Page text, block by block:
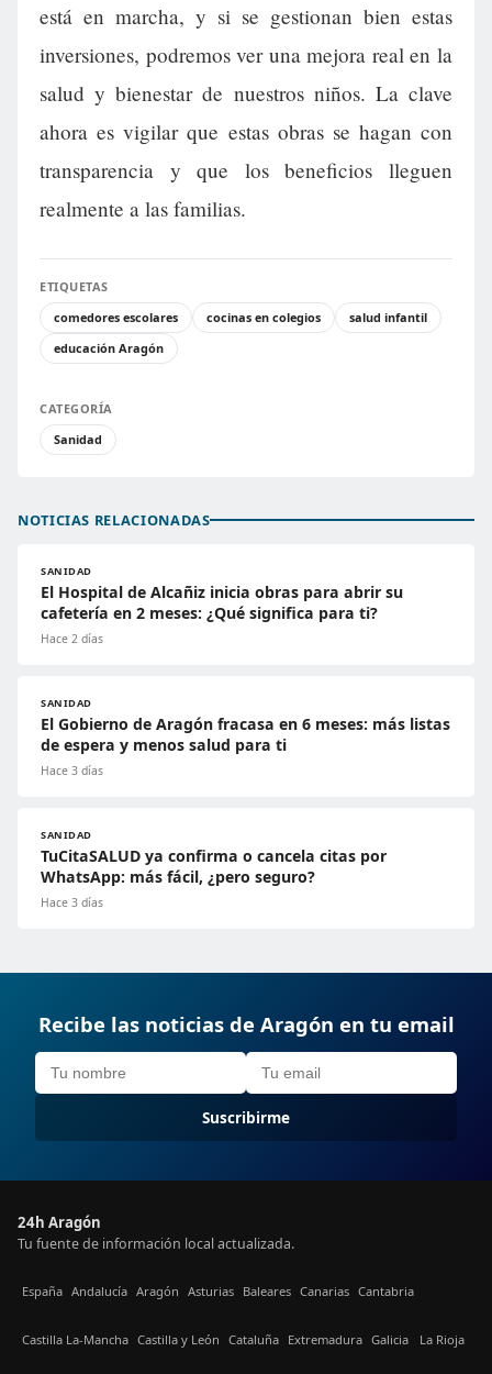
está en marcha, y si se gestionan bien estas
inversiones, podremos ver una mejora real en la
salud y bienestar de nuestros niños. La clave
ahora es vigilar que estas obras se hagan con
transparencia y que los beneficios lleguen
realmente a las familias.
ETIQUETAS
comedores escolares
cocinas en colegios
salud infantil
educación Aragón
CATEGORÍA
Sanidad
NOTICIAS RELACIONADAS
SANIDAD
El Hospital de Alcañiz inicia obras para abrir su
cafetería en 2 meses: ¿Qué significa para ti?
Hace 2 días
SANIDAD
El Gobierno de Aragón fracasa en 6 meses: más listas
de espera y menos salud para ti
Hace 3 días
SANIDAD
TuCitaSALUD ya confirma o cancela citas por
WhatsApp: más fácil, ¿pero seguro?
Hace 3 días
Recibe las noticias de Aragón en tu email
Suscribirme
24h Aragón
Tu fuente de información local actualizada.
España Andalucía Aragón Asturias Baleares Canarias Cantabria
Castilla La-Mancha Castilla y León Cataluña Extremadura Galicia La Rioja